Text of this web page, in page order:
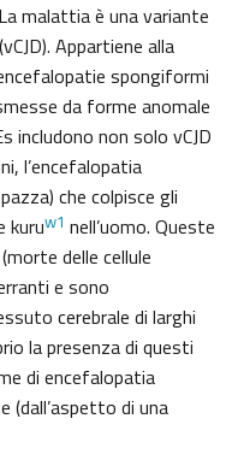
La malattia è una variante
Appartiene alla
spongiformi
da forme anomale
includono non solo vCJD
l’encefalopatia
che colpisce gli
kuruw1 nell’uomo. Queste
delle cellule
e sono
cerebrale di larghi
la presenza di questi
di encefalopatia
(dall’aspetto di una